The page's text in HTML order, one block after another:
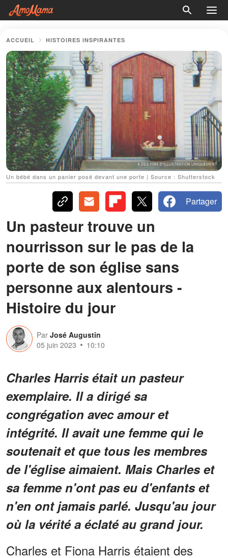
ACCUEIL HISTOIRES INSPIRANTES
Un bébé dans un panier posé devant une porte | Source : Shutterstock
Partager
Un pasteur trouve un
nourrisson sur le pas de la
porte de son église sans
personne aux alentours -
Histoire du jour
Par José Augustin
05 juin 2023
10:10
Charles Harris était un pasteur
exemplaire. Il a dirigé sa
congrégation avec amour et
intégrité. Il avait une femme qui le
soutenait et que tous les membres
de l'église aimaient. Mais Charles et
sa femme n'ont pas eu d'enfants et
n'en ont jamais parlé. Jusqu'au jour
où la vérité a éclaté au grand jour.
Charles et Fiona Harris étaient des